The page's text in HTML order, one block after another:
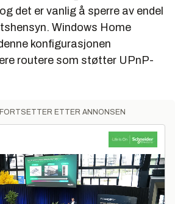
det er vanlig å sperre av endel
Windows Home
konfigurasjonen
routere som støtter UPnP-
ETTER ANNONSEN